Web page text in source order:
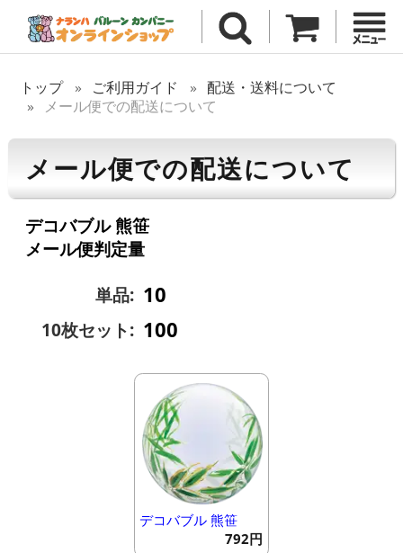
トップ ご利用ガイド
配送・送料について
メール便での配送について
メール便での配送について
デコバブル 熊笹
メール便判定量
単品: 10
10枚セット: 100
デコバブル 熊笹
792円